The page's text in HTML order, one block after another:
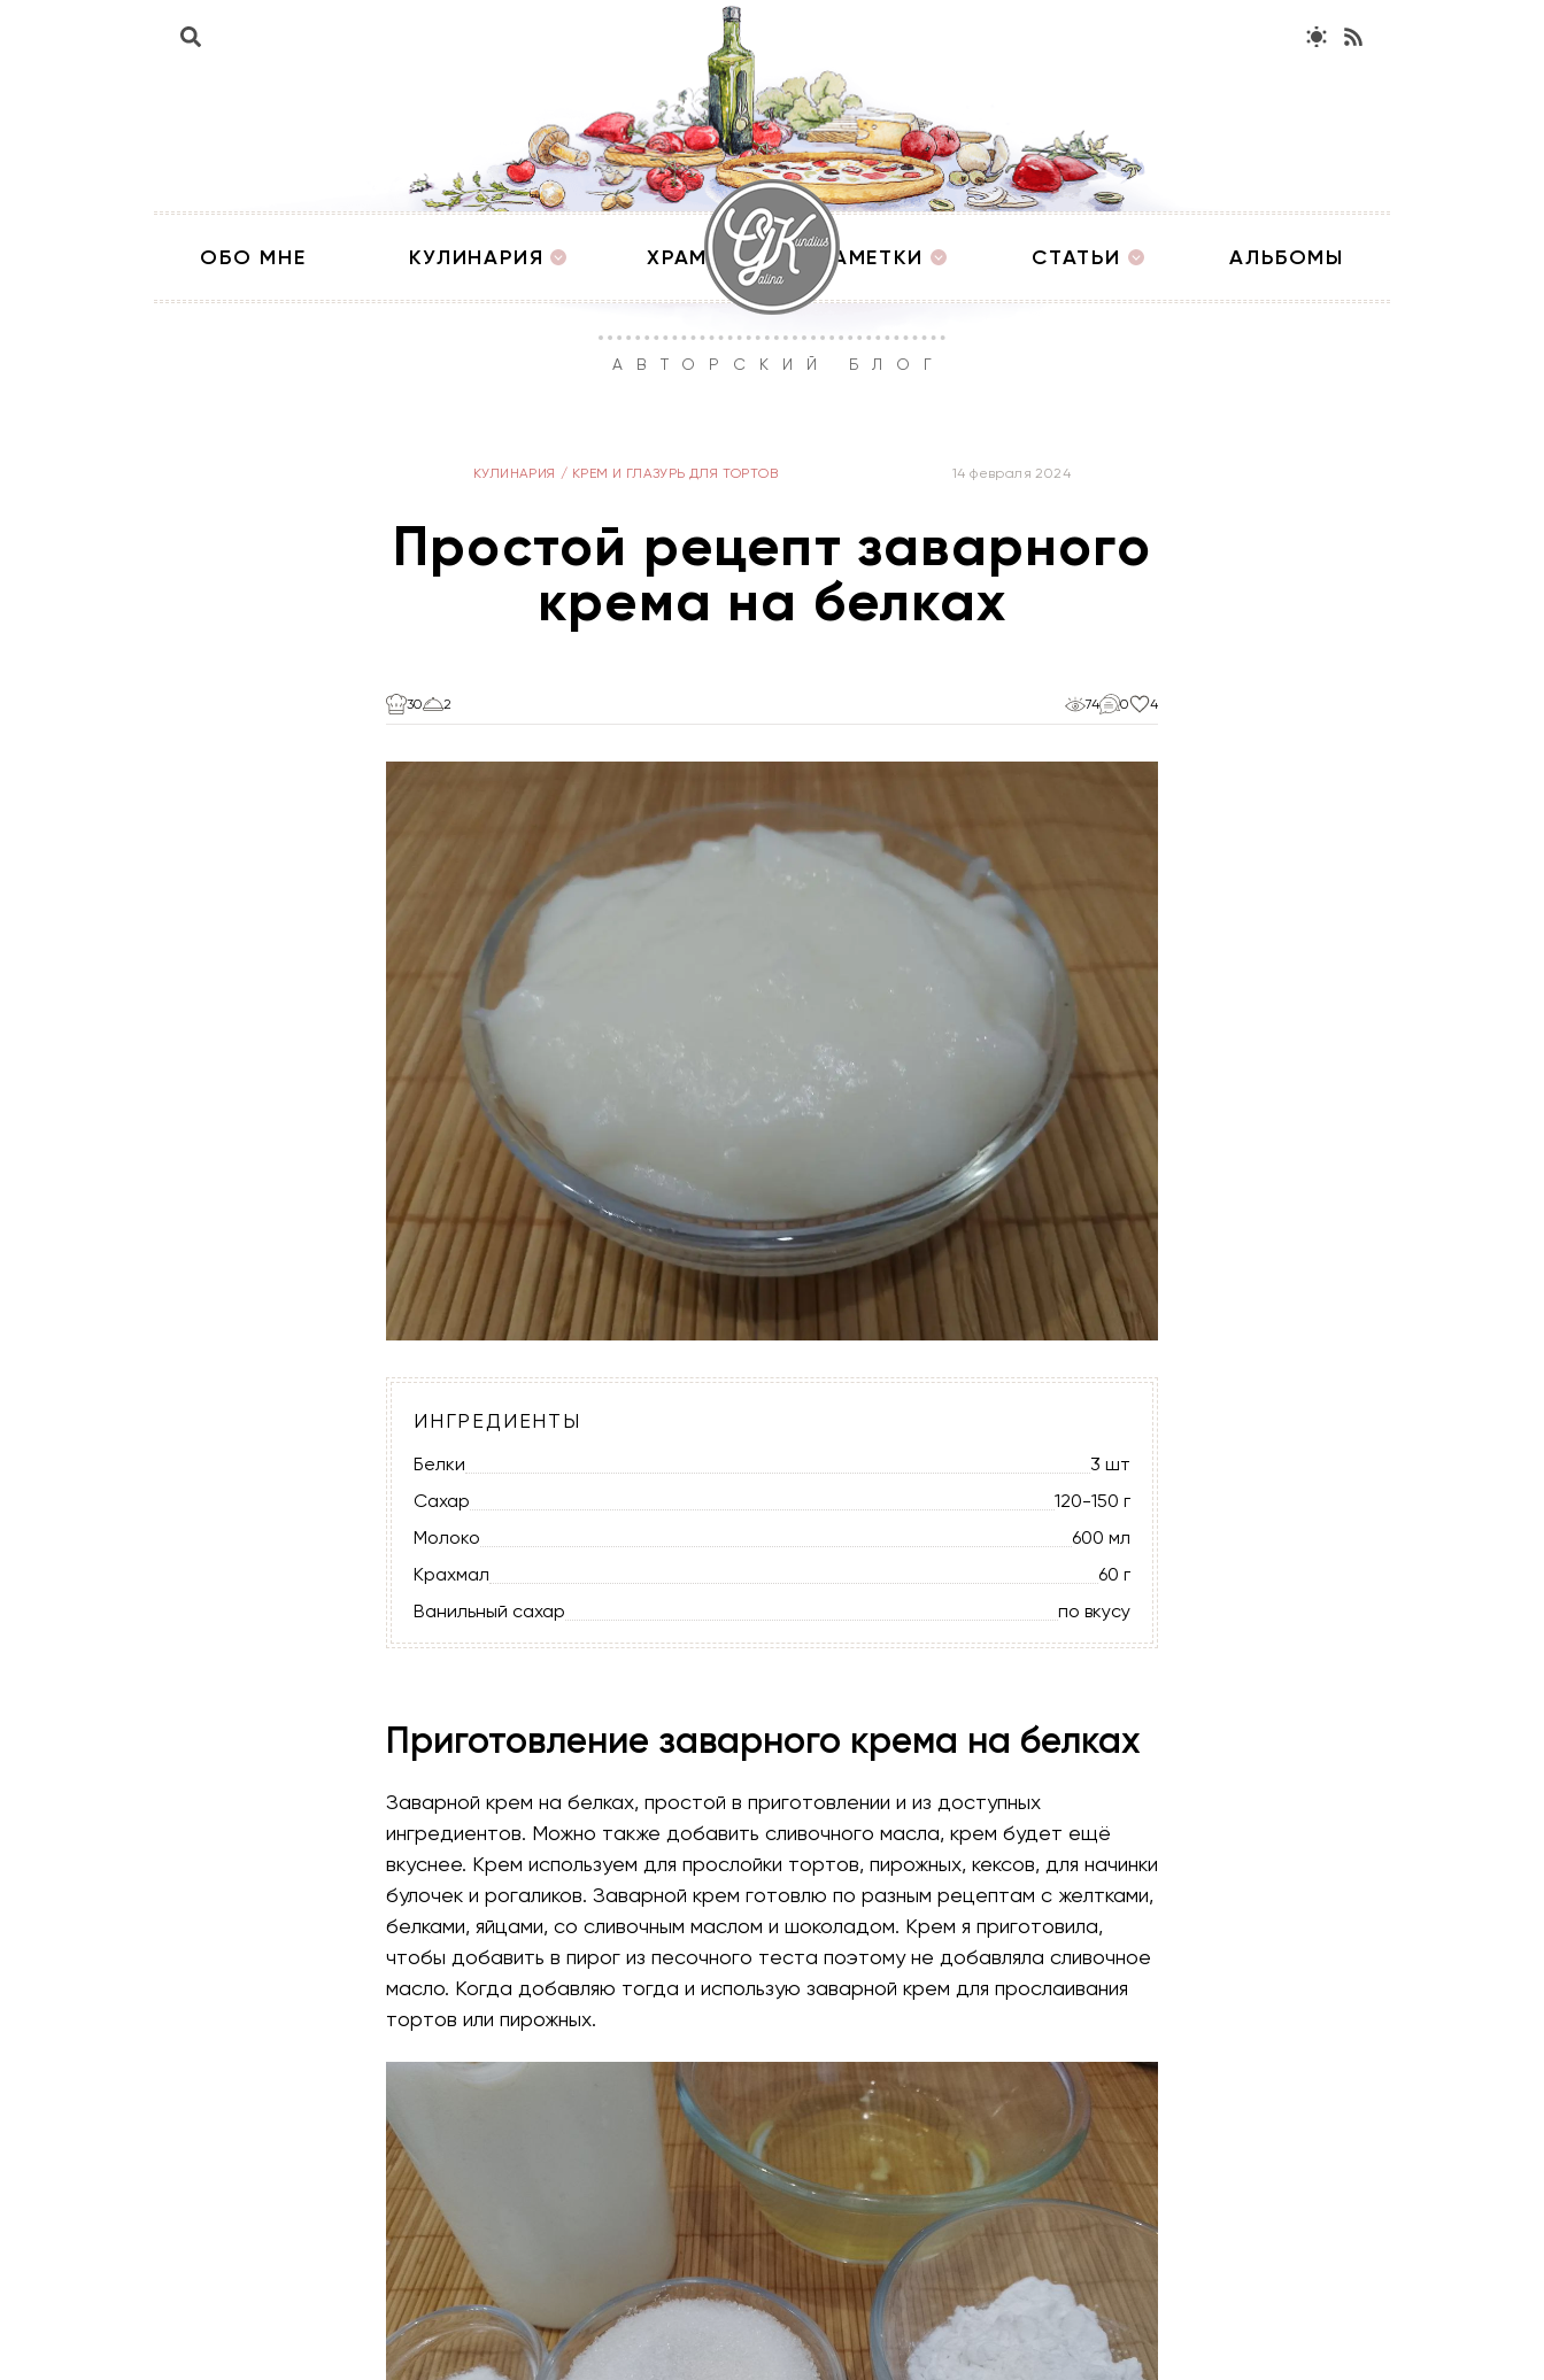
ОБО МНЕ КУЛИНАРИЯ ХРАМЫ ЗАМЕТКИ СТАТЬИ АЛЬБОМЫ
АВТОРСКИЙ БЛОГ
КУЛИНАРИЯ / КРЕМ И ГЛАЗУРЬ ДЛЯ ТОРТОВ 14 февраля 2024
Простой рецепт заварного
крема на белках
30 2 74 0 4
ИНГРЕДИЕНТЫ
Белки
3 шт
Сахар
120-150 г
Молоко
600 мл
Крахмал
60 г
Ванильный сахар
по вкусу
Приготовление заварного крема на белках
Заварной крем на белках, простой в приготовлении и из доступных
ингредиентов. Можно также добавить сливочного масла, крем будет ещё
вкуснее. Крем используем для прослойки тортов, пирожных, кексов, для начинки
булочек и рогаликов. Заварной крем готовлю по разным рецептам с желтками,
белками, яйцами, со сливочным маслом и шоколадом. Крем я приготовила,
чтобы добавить в пирог из песочного теста поэтому не добавляла сливочное
масло. Когда добавляю тогда и использую заварной крем для прослаивания
тортов или пирожных.